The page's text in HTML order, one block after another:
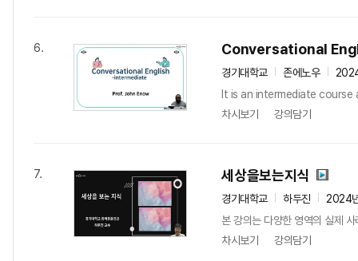
6. Conversational
경기대학교 존에노우
It is an intermediate
차시보기
강의담기
7. 세상을보는지식
경기대학교 하두진
2024
본 강의는 다양한 영역의 실제
차시보기
강의담기